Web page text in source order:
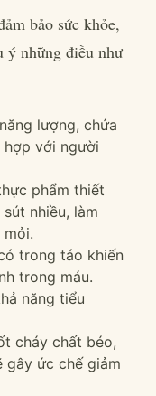
bảo sức khỏe,
ý những điều như
lượng, chứa
với người
phẩm thiết
nhiều, làm
trong táo khiến
trong máu.
năng tiểu
cháy chất béo,
gây ức chế giảm